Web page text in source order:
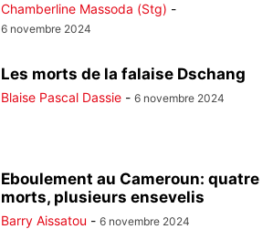
Chamberline Massoda (Stg) -
6 novembre 2024
Les morts de la falaise Dschang
Blaise Pascal Dassie - 6 novembre 2024
Eboulement au Cameroun: quatre
morts, plusieurs ensevelis
Barry Aissatou - 6 novembre 2024